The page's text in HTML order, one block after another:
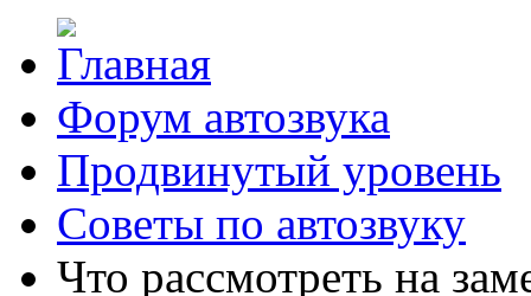
Форум автозвука
Продвинутый уровень
Советы по автозвуку
Что рассмотреть на